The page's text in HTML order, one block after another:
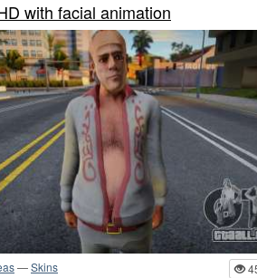
with facial animation
—Skins